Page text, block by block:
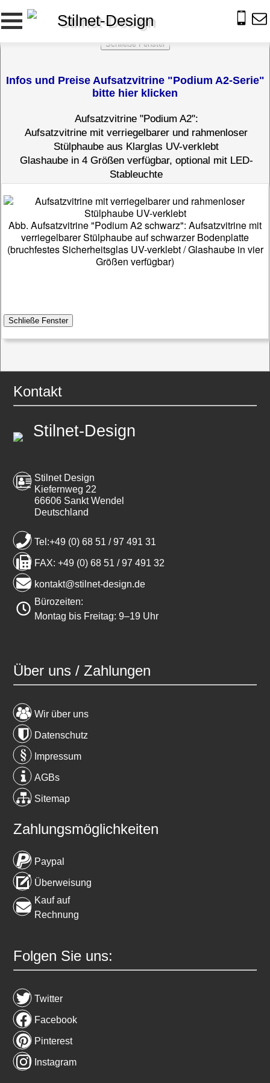
Stilnet-Design
Infos und Preise Aufsatzvitrine "Podium A2-Serie"
bitte hier klicken
Aufsatzvitrine "Podium A2":
Aufsatzvitrine mit verriegelbarer und rahmenloser
Stülphaube aus Klarglas UV-verklebt
Glashaube in 4 Größen verfügbar, optional mit LED-
Stableuchte
Abb. Aufsatzvitrine "Podium A2 schwarz": Aufsatzvitrine mit
verriegelbarer Stülphaube auf schwarzer Bodenplatte
(bruchfestes Sicherheitsglas UV-verklebt / Glashaube in vier
Größen verfügbar)
Kontakt
Stilnet-Design
Stilnet Design
Kiefernweg 22
66606 Sankt Wendel
Deutschland
Tel:+49 (0) 68 51 / 97 491 31
FAX: +49 (0) 68 51 / 97 491 32
kontakt@stilnet-design.de
Bürozeiten:
Montag bis Freitag: 9–19 Uhr
Über uns / Zahlungen
Wir über uns
Datenschutz
Impressum
AGBs
Sitemap
Zahlungsmöglichkeiten
Paypal
Überweisung
Kauf auf
Rechnung
Folgen Sie uns:
Twitter
Facebook
Pinterest
Instagram